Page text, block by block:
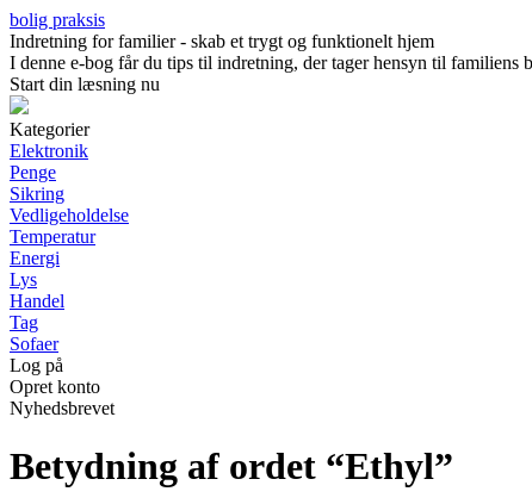
bolig praksis
Indretning for familier - skab et trygt og funktionelt hjem
I denne e-bog får du tips til indretning, der tager hensyn til familiens
Start din læsning nu
Kategorier
Elektronik
Penge
Sikring
Vedligeholdelse
Temperatur
Energi
Lys
Handel
Tag
Sofaer
Log på
Opret konto
Nyhedsbrevet
Betydning af ordet “Ethyl”